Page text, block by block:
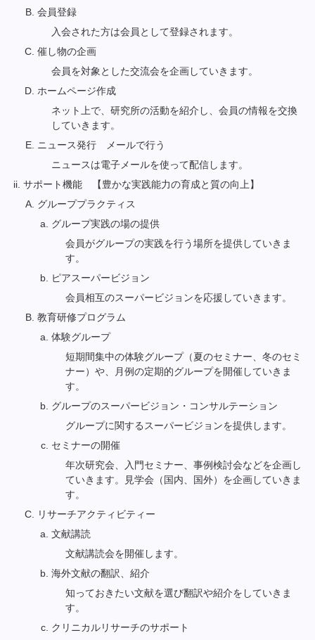
会員登録
入会された方は会員として登録されます。
催し物の企画
会員を対象とした交流会を企画していきます。
ホームページ作成
ネット上で、研究所の活動を紹介し、会員の情報を交換
していきます。
ニュース発行 メールで行う
ニュースは電子メールを使って配信します。
サポート機能 【豊かな実践能力の育成と質の向上】
グループプラクティス
グループ実践の場の提供
会員がグループの実践を行う場所を提供していきま
す。
ピアスーパービジョン
会員相互のスーパービジョンを応援していきます。
教育研修プログラム
体験グループ
短期間集中の体験グループ（夏のセミナー、冬のセミ
ナー）や、月例の定期的グループを開催していきま
す。
グループのスーパービジョン・コンサルテーション
グループに関するスーパービジョンを提供します。
セミナーの開催
年次研究会、入門セミナー、事例検討会などを企画し
ていきます。見学会（国内、国外）を企画していきま
す。
リサーチアクティビティー
文献講読
文献講読会を開催します。
海外文献の翻訳、紹介
知っておきたい文献を選び翻訳や紹介をしていきま
す。
クリニカルリサーチのサポート